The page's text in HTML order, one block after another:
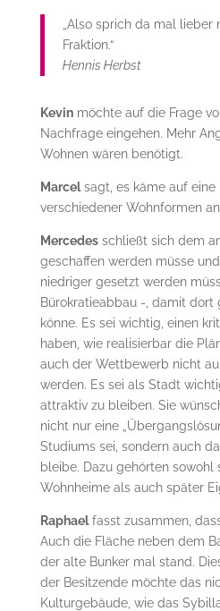
„Also sprich da mal
Fraktion.“
Hennis Herbst
Kevinmöchte auf die Frage
Nachfrage eingehen. Mehr
Wohnen wären benötigt.
Marcelsagt, es käme auf eine
verschiedener Wohnformen
Mercedesschließt sich dem
geschaffen werden müsse
niedriger gesetzt werden
Bürokratieabbau -, damit dort
könne. Es sei wichtig, einen
haben, wie realisierbar die
auch der Wettbewerb nicht
werden. Es sei als Stadt
attraktiv zu bleiben. Sie
nicht nur eine
Studiums sei, sondern auch
bleibe. Dazu gehörten sowohl
Wohnheime als auch später
Raphaelfasst zusammen,
Auch die Fläche neben dem
der alte Bunker mal stand.
der Besitzende möchte das
Kulturgebäude, wie das